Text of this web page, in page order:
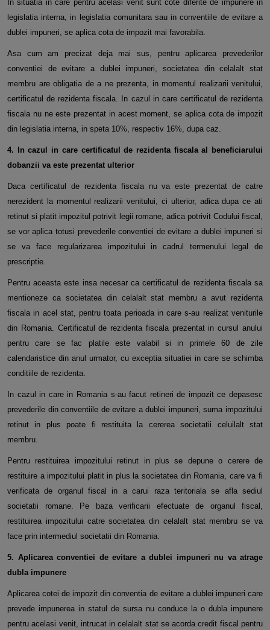
In situatia in care pentru acelasi venit sunt cote diferite de impunere in
legislatia interna, in legislatia comunitara sau inconventiile de evitare a
dublei impuneri, se aplica cota de impozit mai favorabila.
Asa cum am precizat deja mai sus, pentru aplicarea prevederilor
conventiei de evitare a dublei impuneri, societatea dincelalalt stat
membru are obligatia de a ne prezenta, in momentul realizarii venitului,
certificatul de rezidenta fiscala. In cazul in care certificatul de rezidenta
fiscala nu ne este prezentat in acest moment, se aplica cota de impozit
din legislatia interna, in speta 10%, respectiv 16%, dupa caz.
4. In cazul in care certificatul de rezidenta fiscala al beneficiarului
dobanzii va este prezentat ulterior
Daca certificatul de rezidenta fiscala nu va este prezentat de catre
nerezident la momentul realizarii venitului, ci ulterior, adica dupa ce ati
retinut si platit impozitul potrivit legii romane, adica potrivit Codului fiscal,
se vor aplica totusi prevederileconventiei de evitare a dublei impuneri si
se va face regularizarea impozitului in cadrul termenului legal de
prescriptie.
Pentru aceasta este insa necesar ca certificatul de rezidenta fiscala sa
mentioneze ca societatea din celalalt stat membru a avut rezidenta
fiscala in acel stat, pentru toata perioada in care s-au realizat veniturile
din Romania. Certificatulde rezidenta fiscala prezentat in cursul anului
pentru care se fac platile este valabil si in primele 60 de zile
calendaristice din anul urmator, cu exceptia situatiei in care se schimba
conditiile de rezidenta.
In cazul in care in Romania s-au facut retineri de impozit ce depasesc
prevederile din conventiile de evitare a dublei impuneri, suma impozitului
retinut in plus poate fi restituita la cererea societatii celuilalt stat
membru.
Pentru restituirea impozitului retinut in plus se depune o cerere de
restituire a impozitului platit in plus la societatea din Romania, care va fi
verificata de organul fiscal in a carui raza teritoriala se afla sediul
societatii romane. Pe baza verificarii efectuate de organul fiscal,
restituirea impozitului catre societatea din celalalt stat membru se va
face prin intermediul societatii din Romania.
5. Aplicarea conventiei de evitare a dublei impuneri nu va atrage
dubla impunere
Aplicarea cotei de impozit din conventia de evitare a dublei impuneri care
prevede impunerea in statul de sursa nu conduce la o dubla impunere
pentru acelasi venit, intrucat in celalalt stat se acorda credit fiscal pentru